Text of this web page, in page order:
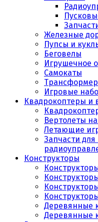
Железные
Пупсы и
Беговелы
Игрушечное
Самокаты
Игровые
Квадрокоптеры и
Вертолеты
Летающие
Запчасти
Конструкторы
Деревянные
Деревянные